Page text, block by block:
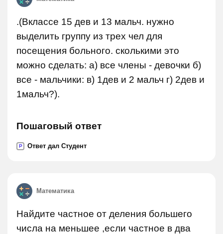
.(Вклассе 15 дев и 13 мальч. нужно
выделить группу из трех чел для
посещения больного. сколькими это
можно сделать: а) все члены - девочки б)
все - мальчики: в) 1дев и 2 мальч г) 2дев и
1мальч?).
Пошаговый ответ
P Ответ дал Студент
Математика
Найдите частное от деления большего
числа на меньшее ,если частное в два